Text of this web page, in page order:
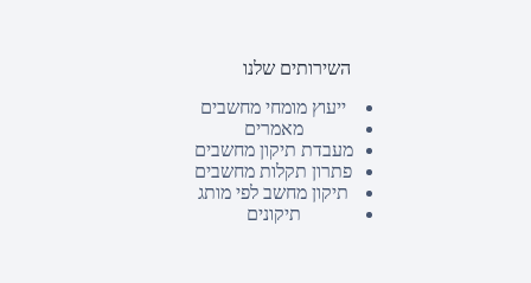
השירותים שלנו
ייעוץ מומחי מחשבים
מאמרים
מעבדת תיקון מחשבים
פתרון תקלות מחשבים
תיקון מחשב לפי מותג
תיקונים